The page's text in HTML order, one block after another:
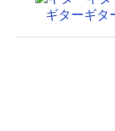
ギターギ